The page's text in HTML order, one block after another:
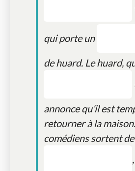
qui porte un
de huard. Le huard,
annonce qu’il est
retourner à la
comédiens sortent de